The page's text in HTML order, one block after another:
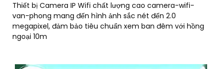
Thiết bị Camera IP Wifi chất lượng cao camera-wifi-
van-phong mang đến hình ảnh sắc nét đến 2.0
megapixel, đảm bảo tiêu chuẩn xem ban đêm với hồng
ngoại 10m